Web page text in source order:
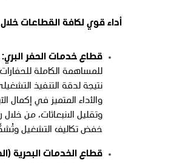
أداء قوي لكافة القطاعات خلال
قطاع خدمات الحفر البري:
للمساهمة الكاملة
نتيجة لدقة التنفيذ
والأداء المتميز في إكمال
وتقليل الانبعاثات، من
خفض تكاليف التشغيل وتُشكّل
قطاع الخدمات البحرية